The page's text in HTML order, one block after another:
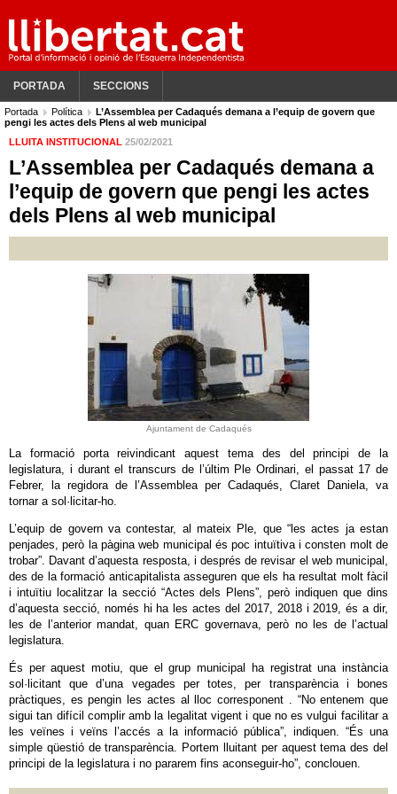
PORTADA SECCIONS
Portada Política
L’Assemblea per Cadaqués demana a l’equip de govern que
pengi les actes dels Plens al web municipal
LLUITA INSTITUCIONAL 25/02/2021
L’Assemblea per Cadaqués demana a
l’equip de govern que pengi les actes
dels Plens al web municipal
Ajuntament de Cadaqués
La formació porta reivindicant aquest tema des del principi de la
legislatura, i durant el transcurs de l’últim Ple Ordinari, el passat 17 de
Febrer, la regidora de l’Assemblea per Cadaqués, Claret Daniela, va
tornar a sol·licitar-ho.
L’equip de govern va contestar, al mateix Ple, que “les actes ja estan
penjades, però la pàgina web municipal és poc intuïtiva i consten molt de
trobar”. Davant d’aquesta resposta, i després de revisar el web municipal,
des de la formació anticapitalista asseguren que els ha resultat molt fàcil
i intuïtiu localitzar la secció “Actes dels Plens”, però indiquen que dins
d’aquesta secció, només hi ha les actes del 2017, 2018 i 2019, és a dir,
les de l’anterior mandat, quan ERC governava, però no les de l’actual
legislatura.
És per aquest motiu, que el grup municipal ha registrat una instància
sol·licitant que d’una vegades per totes, per transparència i bones
pràctiques, es pengin les actes al lloc corresponent . “No entenem que
sigui tan difícil complir amb la legalitat vigent i que no es vulgui facilitar a
les veïnes i veïns l’accés a la informació pública”, indiquen. “És una
simple qüestió de transparència. Portem lluitant per aquest tema des del
principi de la legislatura i no pararem fins aconseguir-ho”, conclouen.